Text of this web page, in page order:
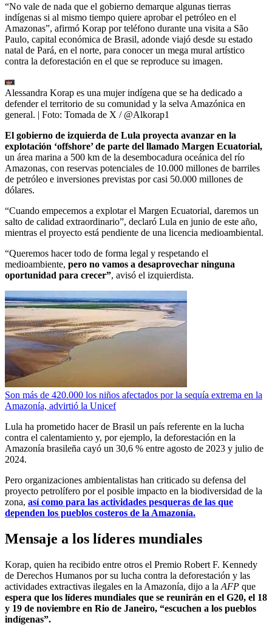
“No vale de nada que el gobierno demarque algunas tierras
indígenas si al mismo tiempo quiere aprobar el petróleo en el
Amazonas”, afirmó Korap por teléfono durante una visita a São
Paulo, capital económica de Brasil, adonde viajó desde su estado
natal de Pará, en el norte, para conocer un mega mural artístico
contra la deforestación en el que se reproduce su imagen.
Alessandra Korap es una mujer indígena que se ha dedicado a
defender el territorio de su comunidad y la selva Amazónica en
general. | Foto: Tomada de X / @Alkorap1
El gobierno de izquierda de Lula proyecta avanzar en la
explotación ‘offshore’ de parte del llamado Margen Ecuatorial,
un área marina a 500 km de la desembocadura oceánica del río
Amazonas, con reservas potenciales de 10.000 millones de barriles
de petróleo e inversiones previstas por casi 50.000 millones de
dólares.
“Cuando empecemos a explotar el Margen Ecuatorial, daremos un
salto de calidad extraordinario”, declaró Lula en junio de este año,
mientras el proyecto está pendiente de una licencia medioambiental.
“Queremos hacer todo de forma legal y respetando el
medioambiente, pero no vamos a desaprovechar ninguna
oportunidad para crecer”, avisó el izquierdista.
Son más de 420.000 los niños afectados por la sequía extrema en la
Amazonía, advirtió la Unicef
Lula ha prometido hacer de Brasil un país referente en la lucha
contra el calentamiento y, por ejemplo, la deforestación en la
Amazonía brasileña cayó un 30,6 % entre agosto de 2023 y julio de
2024.
Pero organizaciones ambientalistas han criticado su defensa del
proyecto petrolífero por el posible impacto en la biodiversidad de la
zona, así como para las actividades pesqueras de las que
dependen los pueblos costeros de la Amazonía.
Mensaje a los líderes mundiales
Korap, quien ha recibido entre otros el Premio Robert F. Kennedy
de Derechos Humanos por su lucha contra la deforestación y las
actividades extractivas ilegales en la Amazonía, dijo a la AFP que
espera que los líderes mundiales que se reunirán en el G20, el 18
y 19 de noviembre en Rio de Janeiro, “escuchen a los pueblos
indígenas”.